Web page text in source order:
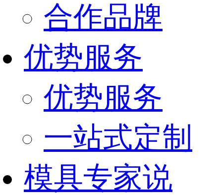
合作品牌
优势服务
优势服务
一站式定制
模具专家说